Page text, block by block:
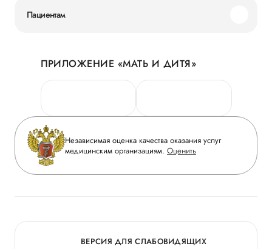
Новости
Руководство
Сотрудничество
Инвесторам
Журнал «Мать и дитя»
Вакансии
Медицинский туризм
Пациентам
Личный кабинет
Персональные данные
Горячая линия качества
Вопрос-ответ
Приложение пациента
Статьи
ПРИЛОЖЕНИЕ «МАТЬ И ДИТЯ»
Независимая оценка качества оказания услуг
медицинским организациям. Оценить
ВЕРСИЯ ДЛЯ СЛАБОВИДЯЩИХ